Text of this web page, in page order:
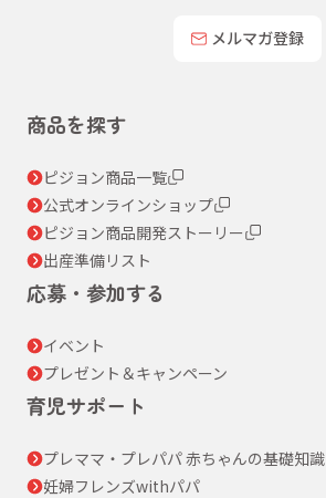
メルマガ登録
商品を探す
ピジョン商品一覧
公式オンラインショップ
ピジョン商品開発ストーリー
出産準備リスト
応募・参加する
イベント
プレゼント＆キャンペーン
育児サポート
プレママ・プレパパ 赤ちゃんの基礎知識
妊婦フレンズwithパパ